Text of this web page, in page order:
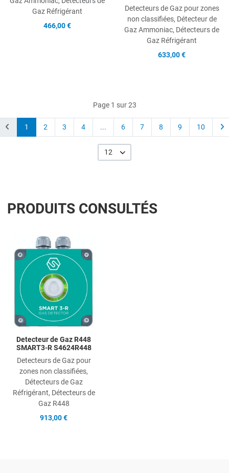
Gaz Réfrigérant
466,00 €
Detecteurs de Gaz pour zones
non classifiées, Détecteur de
Gaz Ammoniac, Détecteurs de
Gaz Réfrigérant
633,00 €
Page 1 sur 23
1 2 3 4 ... 6 7 8 9 10
12
PRODUITS CONSULTÉS
Detecteur de Gaz R448
SMART3-R S4624R448
Detecteurs de Gaz pour
zones non classifiées,
Détecteurs de Gaz
Réfrigérant, Détecteurs de
Gaz R448
913,00 €